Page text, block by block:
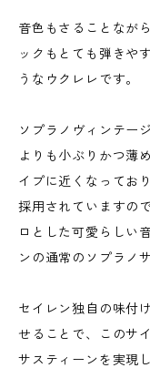
音色もさることなが
ックもとても弾きや
うなウクレレです。
ソプラノヴィンテー
よりも小ぶりかつ薄
イプに近くなってお
採用されていますの
ロとした可愛らしい
ンの通常のソプラノ
セイレン独自の味付
せることで、このサ
サスティーンを実現